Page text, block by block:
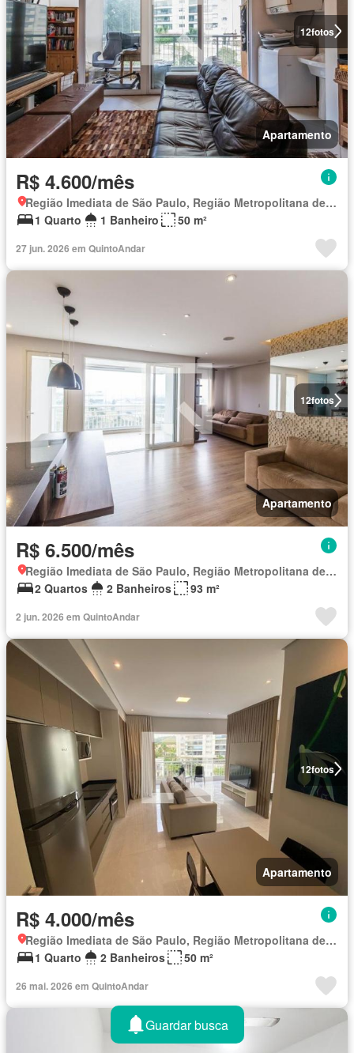
12fotos
Apartamento
R$ 4.600/mês
Região Imediata de São Paulo, Região Metropolitana de São Paulo
1 Quarto
1 Banheiro 50 m²
27 jun. 2026 em QuintoAndar
12fotos
Apartamento
R$ 6.500/mês
Região Imediata de São Paulo, Região Metropolitana de São Paulo
2 Quartos
2 Banheiros 93 m²
2 jun. 2026 em QuintoAndar
12fotos
Apartamento
R$ 4.000/mês
Região Imediata de São Paulo, Região Metropolitana de São Paulo
1 Quarto
2 Banheiros 50 m²
26 mai. 2026 em QuintoAndar
Guardar busca